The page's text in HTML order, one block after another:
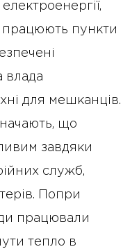
електроенергії,
працюють пункти
влада
для мешканців.
що
завдяки
служб,
Попри
працювали
тепло в